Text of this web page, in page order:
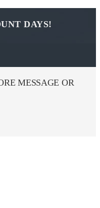
DAYS!
MESSAGE OR